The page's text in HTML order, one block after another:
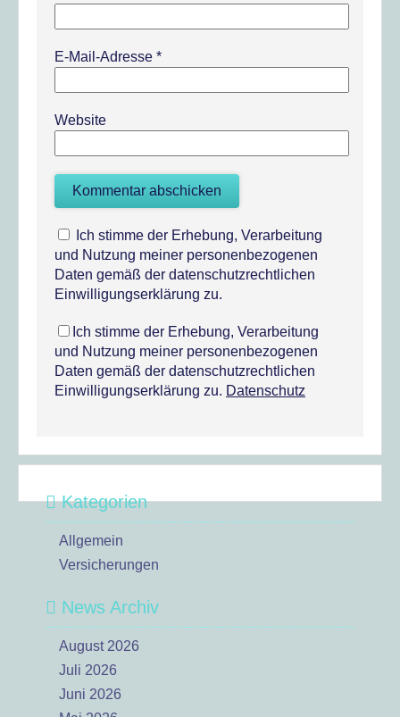
E-Mail-Adresse *
Website
Ich stimme der Erhebung, Verarbeitung
und Nutzung meiner personenbezogenen
Daten gemäß der datenschutzrechtlichen
Einwilligungserklärung zu.
Ich stimme der Erhebung, Verarbeitung
und Nutzung meiner personenbezogenen
Daten gemäß der datenschutzrechtlichen
Einwilligungserklärung zu. Datenschutz
Kategorien
Allgemein
Versicherungen
News Archiv
August 2026
Juli 2026
Juni 2026